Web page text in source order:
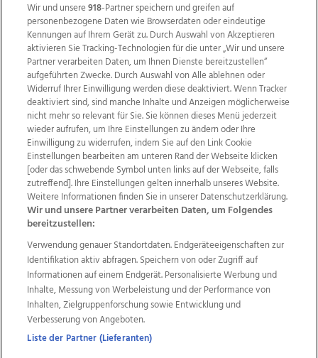
Wir über uns Mediadaten Kontakt
Jobs
Datenschutz
Impressum
AGB Anzeigekunden
AGB Website
Ehrenkodex Politische Werbung
Weitere Angebote des Medienhauses Wimmer
TV1 di-mog-i.at OÖNow
Ischler Woche
Life Radio
OÖNachrichten
OÖN Immobilien
OÖN Karriere
OÖN Reise
Promenaden Galerien
Regionaljobs
wasistlos.at wirtrauern.at
Wir und unsere918-Partner speichern und greifen auf
personenbezogene Daten wie Browserdaten oder eindeutige
Kennungen auf Ihrem Gerät zu. Durch Auswahl von Akzeptieren
aktivieren Sie Tracking-Technologien für die unter „Wir und unsere
Partner verarbeiten Daten, um Ihnen Dienste bereitzustellen“
aufgeführten Zwecke. Durch Auswahl von Alle ablehnen oder
Widerruf Ihrer Einwilligung werden diese deaktiviert. Wenn Tracker
deaktiviert sind, sind manche Inhalte und Anzeigen möglicherweise
nicht mehr so relevant für Sie. Sie können dieses Menü jederzeit
wieder aufrufen, um Ihre Einstellungen zu ändern oder Ihre
Einwilligung zu widerrufen, indem Sie auf den Link Cookie
Einstellungen bearbeiten am unteren Rand der Webseite klicken
[oder das schwebende Symbol unten links auf der Webseite, falls
zutreffend]. Ihre Einstellungen gelten innerhalb unseres Website.
Weitere Informationen finden Sie in unserer Datenschutzerklärung.
Wir und unsere Partner verarbeiten Daten, um Folgendes
bereitzustellen:
Verwendung genauer Standortdaten. Endgeräteeigenschaften zur
Identifikation aktiv abfragen. Speichern von oder Zugriff auf
Informationen auf einem Endgerät. Personalisierte Werbung und
Inhalte, Messung von Werbeleistung und der Performance von
Inhalten, Zielgruppenforschung sowie Entwicklung und
Verbesserung von Angeboten.
Liste der Partner (Lieferanten)